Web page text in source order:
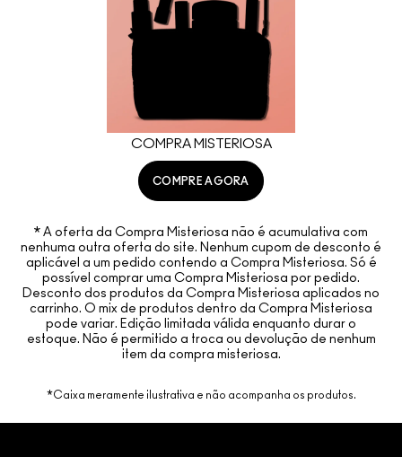
COMPRA MISTERIOSA
COMPRE AGORA
* A oferta da Compra Misteriosa não é acumulativa com
nenhuma outra oferta do site. Nenhum cupom de desconto é
aplicável a um pedido contendo a Compra Misteriosa. Só é
possível comprar uma Compra Misteriosa por pedido.
Desconto dos produtos da Compra Misteriosa aplicados no
carrinho. O mix de produtos dentro da Compra Misteriosa
pode variar. Edição limitada válida enquanto durar o
estoque. Não é permitido a troca ou devolução de nenhum
item da compra misteriosa.
*Caixa meramente ilustrativa e não acompanha os produtos.